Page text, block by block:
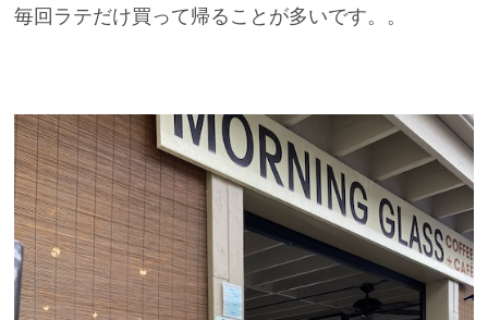
毎回ラテだけ買って帰ることが多いです。。